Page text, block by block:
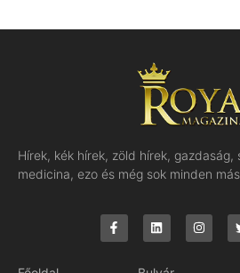
Hírek, kék hírek, zöld hírek, gazdaság,
medicina, ezo és még sok minden